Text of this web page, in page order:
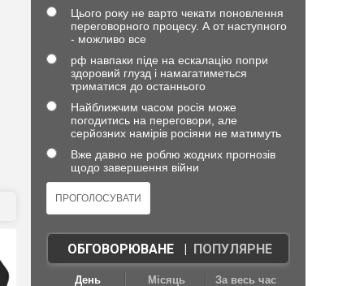
Цього року не варто чекати поновлення
переговорного процесу. А от наступного
- можливо все
рф навпаки піде на ескалацію попри
здоровий глузд і намагатиметься
триматися до останнього
Найближчим часом росія може
погодитись на переговори, але
серйозних намірів росіяни не матимуть
Вже давно не роблю жодних прогнозів
щодо завершення війни
ОБГОВОРЮВАНЕ| ПОПУЛЯРНЕ
День Місяць За весь час